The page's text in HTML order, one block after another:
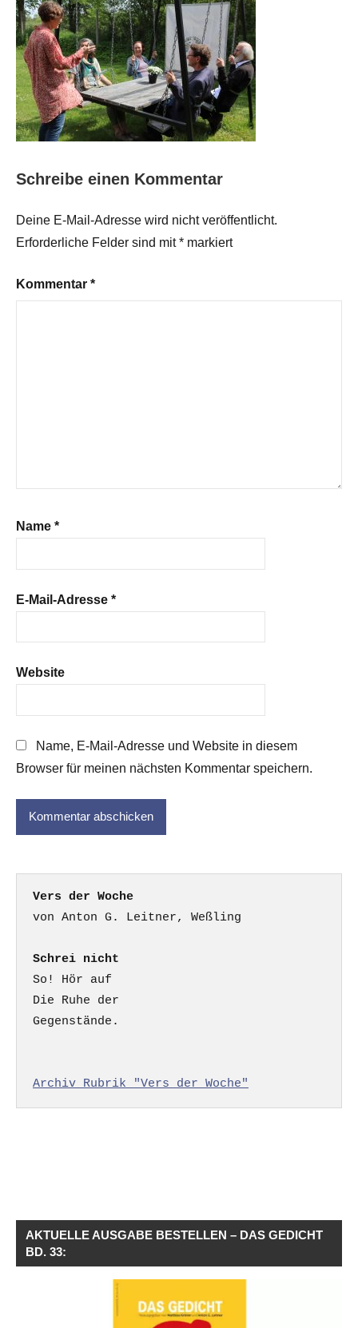
Schreibe einen Kommentar
Deine E-Mail-Adresse wird nicht veröffentlicht.
Erforderliche Felder sind mit* markiert
Kommentar *
Name *
E-Mail-Adresse *
Website
Name, E-Mail-Adresse und Website in diesem
Browser für meinen nächsten Kommentar speichern.
Vers der Woche
Schrei nicht
So! Hör auf
Die Ruhe der
Gegenstände.
Archiv Rubrik "Vers der Woche"
AKTUELLE AUSGABE BESTELLEN – DAS GEDICHT
BD. 33: